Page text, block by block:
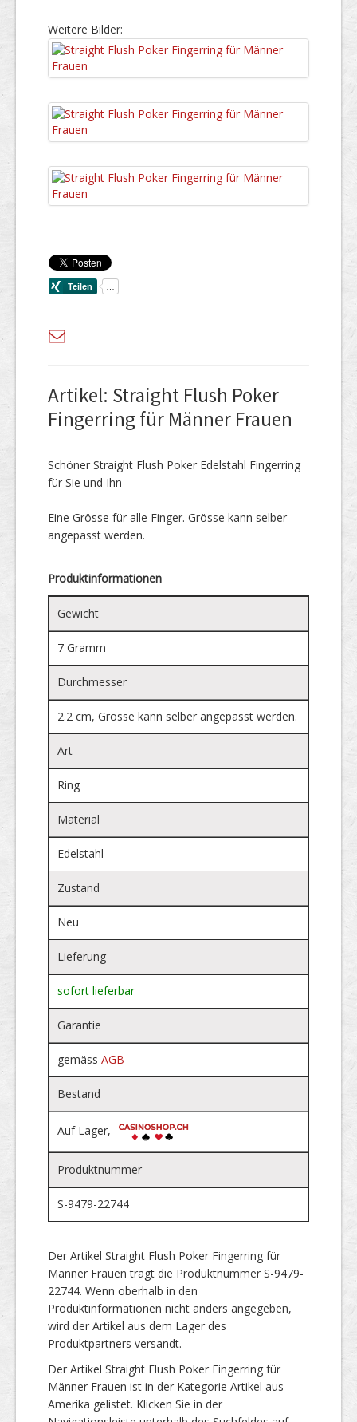
Weitere Bilder:
Artikel: Straight Flush Poker
Fingerring für Männer Frauen
Schöner Straight Flush Poker Edelstahl Fingerring
für Sie und Ihn
Eine Grösse für alle Finger. Grösse kann selber
angepasst werden.
Produktinformationen
Gewicht
7 Gramm
Durchmesser
2.2 cm, Grösse kann selber angepasst werden.
Art
Ring
Material
Edelstahl
Zustand
Neu
Lieferung
sofort lieferbar
Garantie
gemäss AGB
Bestand
Auf Lager,
Produktnummer
S-9479-22744
Der Artikel Straight Flush Poker Fingerring für
Männer Frauen trägt die Produktnummer S-9479-
22744. Wenn oberhalb in den
Produktinformationen nicht anders angegeben,
wird der Artikel aus dem Lager des
Produktpartners versandt.
Der Artikel Straight Flush Poker Fingerring für
Männer Frauen ist in der Kategorie Artikel aus
Amerika gelistet. Klicken Sie in der